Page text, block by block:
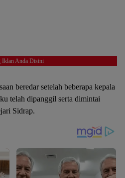
Iklan Anda Disini
beredar setelah beberapa kepala
telah dipanggil serta dimintai
Sidrap.